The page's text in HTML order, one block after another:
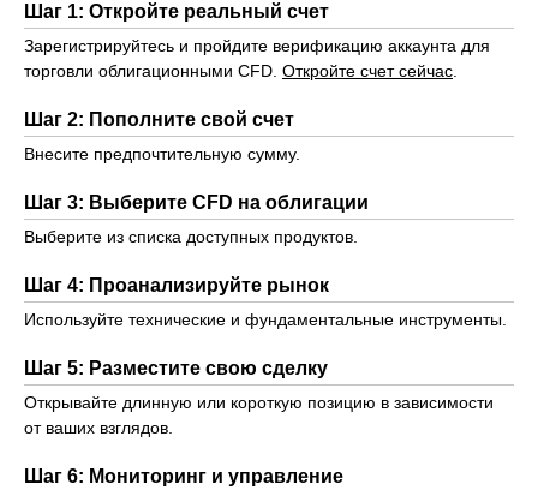
Шаг 1: Откройте реальный счет
Зарегистрируйтесь и пройдите верификацию аккаунта для
торговли облигационными CFD. Откройте счет сейчас
Шаг 2: Пополните свой счет
Внесите предпочтительную сумму.
Шаг 3: Выберите CFD на облигации
Выберите из списка доступных продуктов.
Шаг 4: Проанализируйте рынок
Используйте технические и фундаментальные инструменты.
Шаг 5: Разместите свою сделку
Открывайте длинную или короткую позицию в зависимости
от ваших взглядов.
Шаг 6: Мониторинг и управление